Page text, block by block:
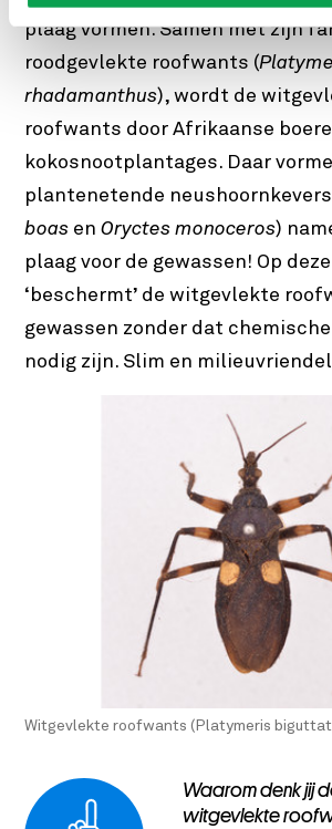
plaag vormen. Samen met zijn
roodgevlekte roofwants (
rhadamanthus), wordt de
roofwants door Afrikaanse
kokosnootplantages. Daar
plantenetende
boas enOryctes monoceros)
plaag voor de gewassen! Op
‘beschermt’ de witgevlekte
gewassen zonder dat
nodig zijn. Slim en
Witgevlekte roofwants (Platymeris
Waarom denk jij
witgevlekte